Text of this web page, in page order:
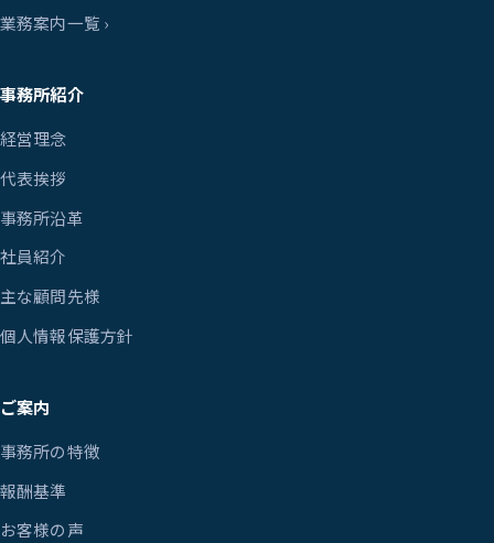
業務案内一覧 ›
事務所紹介
経営理念
代表挨拶
事務所沿革
社員紹介
主な顧問先様
個人情報保護方針
ご案内
事務所の特徴
報酬基準
お客様の声